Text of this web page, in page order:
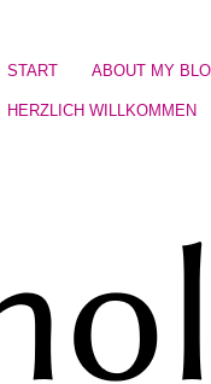
START ABOUT MY
HERZLICH WILLKOMMEN